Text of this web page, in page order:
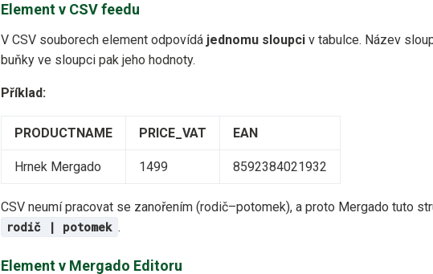
Element v CSV feedu
V CSV souborech element odpovídá jednomu sloupci v tabulce. Název
buňky ve sloupci pak jeho hodnoty.
Příklad:
PRODUCTNAME PRICE_VAT EAN
Hrnek Mergado 1499 8592384021932
CSV neumí pracovat se zanořením (rodič–potomek), a proto Mergado tuto
rodič | potomek .
Element v Mergado Editoru